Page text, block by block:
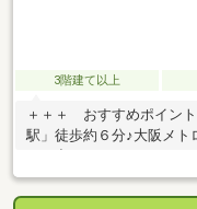
3階建て以上
＋＋＋ おすすめポイン
駅」徒歩約６分♪大阪メト
８ｍと広々♪空室のため
報 ＊＊＊ライフ太融寺店